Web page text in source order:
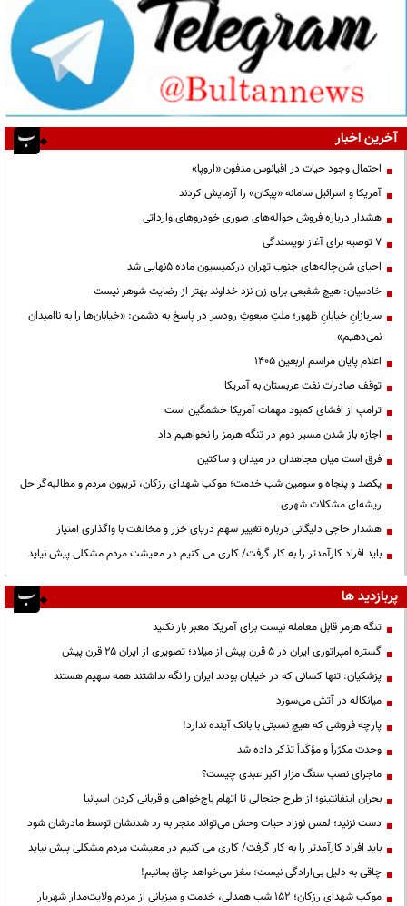
آخرین اخبار
احتمال وجود حیات در اقیانوس مدفون «اروپا»
آمریکا و اسرائیل سامانه «پیکان» را آزمایش کردند
هشدار درباره فروش حواله‌های صوری خودروهای وارداتی
۷ توصیه برای آغاز نویسندگی
احیای شن‌چاله‌های جنوب تهران درکمیسیون ماده ۵نهایی شد
خادمیان: هیچ شفیعی برای زن نزد خداوند بهتر از رضایت شوهر نیست
سربازانِ خیابانِ ظهور؛ ملتِ مبعوثِ رودسر در پاسخ به دشمن: «خیابان‌ها را به ناامیدان
نمی‌دهیم»
اعلام پایان مراسم اربعین ۱۴۰۵
توقف صادرات نفت عربستان به آمریکا
ترامپ از افشای کمبود مهمات آمریکا خشمگین است
اجازه باز شدن مسیر دوم در تنگه هرمز را نخواهیم داد
فرق است میان مجاهدان در میدان و ساکتین
یکصد و پنجاه و سومین شب خدمت؛ موکب شهدای رزکان، تریبون مردم و مطالبه‌گر حل
ریشه‌ای مشکلات شهری
هشدار حاجی دلیگانی درباره تغییر سهم دریای خزر و مخالفت با واگذاری امتیاز
باید افراد کارآمدتر را به کار گرفت/ کاری می کنیم در معیشت مردم مشکلی پیش نیاید
پربازدید ها
تنگه هرمز قابل معامله نیست برای آمریکا معبر باز نکنید
گستره امپراتوری ایران در ۵ قرن پیش از میلاد؛ تصویری از ایران ۲۵ قرن پیش
پزشکیان: تنها کسانی که در خیابان بودند ایران را نگه نداشتند همه سهیم هستند
میانکاله در آتش می‌سوزد
پارچه فروشی که هیچ نسبتی با بانک آینده ندارد!
وحدت مکرّراً و مؤکّداً تذکر داده شد
ماجرای نصب سنگ مزار اکبر عبدی چیست؟
بحران اینفانتینو؛ از طرح جنجالی تا اتهام باج‌خواهی و قربانی کردن اسپانیا
دست نزنید؛ لمس نوزاد حیات وحش می‌تواند منجر به رد شدنشان توسط مادرشان شود
باید افراد کارآمدتر را به کار گرفت/ کاری می کنیم در معیشت مردم مشکلی پیش نیاید
چاقی به دلیل بی‌ارادگی نیست؛ مغز می‌خواهد چاق بمانیم!
موکب شهدای رزکان؛ ۱۵۲ شب همدلی، خدمت و میزبانی از مردم ولایت‌مدار شهریار